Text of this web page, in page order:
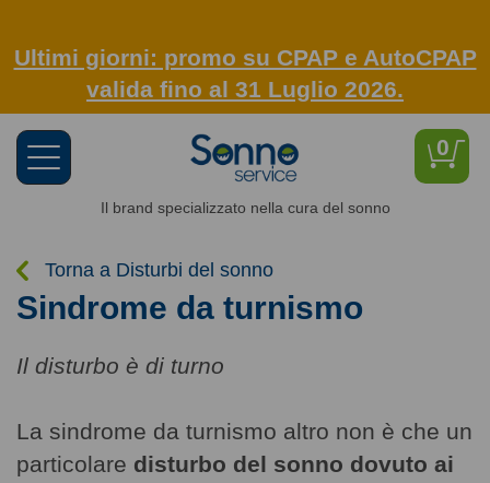
Ultimi giorni: promo su CPAP e AutoCPAP
valida fino al 31 Luglio 2026.
0
Toggle
navigation
Il brand specializzato nella cura del sonno
Torna a Disturbi del sonno
Sindrome da turnismo
Il disturbo è di turno
La sindrome da turnismo altro non è che un
particolare disturbo del sonno dovuto ai